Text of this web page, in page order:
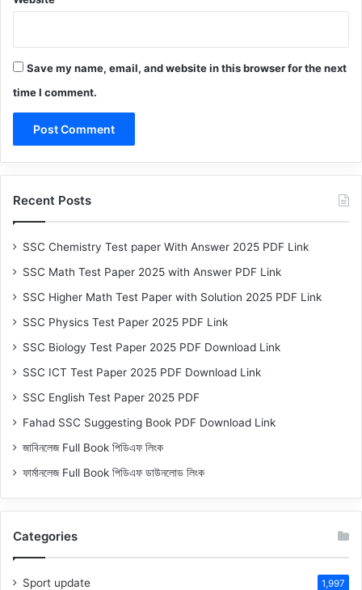
Save my name, email, and website in this browser for the next
time I comment.
Recent Posts
SSC Chemistry Test paper With Answer 2025 PDF Link
SSC Math Test Paper 2025 with Answer PDF Link
SSC Higher Math Test Paper with Solution 2025 PDF Link
SSC Physics Test Paper 2025 PDF Link
SSC Biology Test Paper 2025 PDF Download Link
SSC ICT Test Paper 2025 PDF Download Link
SSC English Test Paper 2025 PDF
Fahad SSC Suggesting Book PDF Download Link
জাবিনলেজ Full Book পিডিএফ লিংক
ফার্মানলেজ Full Book পিডিএফ ডাউনলোড লিংক
Categories
Sport update 1,997